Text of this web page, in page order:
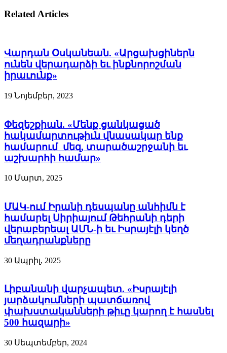
Related Articles
Վարդան Օսկանեան. «Արցախցիներն
ունեն վերադարձի եւ ինքնորոշման
իրաւունք»
19 Նոյեմբեր, 2023
Փեզեշքիան. «Մենք ցանկացած
հակամարտութիւն վնասակար ենք
համարում մեզ, տարածաշրջանի եւ
աշխարհի համար»
10 Մարտ, 2025
ՄԱԿ-ում Իրանի դեսպանը անհիմն է
համարել Սիրիայում Թեհրանի դերի
վերաբերեալ ԱՄՆ-ի եւ Իսրայէլի կեղծ
մեղադրանքները
30 Ապրիլ, 2025
Լիբանանի վարչապետ. «Իսրայէլի
յարձակումների պատճառով
փախստականների թիւը կարող է հասնել
500 հազարի»
30 Սեպտեմբեր, 2024